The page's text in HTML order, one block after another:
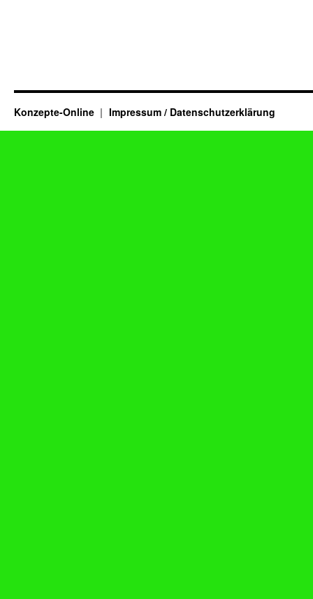
Konzepte-Online Impressum / Datenschutzerklärung